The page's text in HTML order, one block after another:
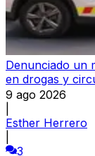
Denunciado un
en drogas y
9 ago 2026
Esther Herrero
3